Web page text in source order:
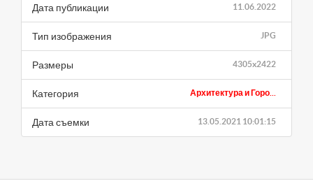
11.06.2022
Дата публикации
JPG
Тип изображения
4305x2422
Размеры
Архитектура и Горо...
Категория
13.05.2021 10:01:15
Дата съемки